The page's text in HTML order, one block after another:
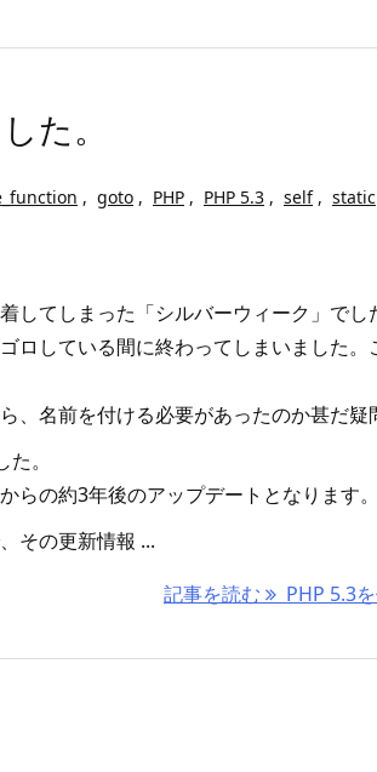
た。
, goto , PHP , PHP 5.3 , self , static
してしまった「シルバーウィーク」でし
ロしている間に終わってしまいました。
、名前を付ける必要があったのか甚だ疑
。
らの約3年後のアップデートとなります。
その更新情報 ...
記事を読む
PHP 5.3